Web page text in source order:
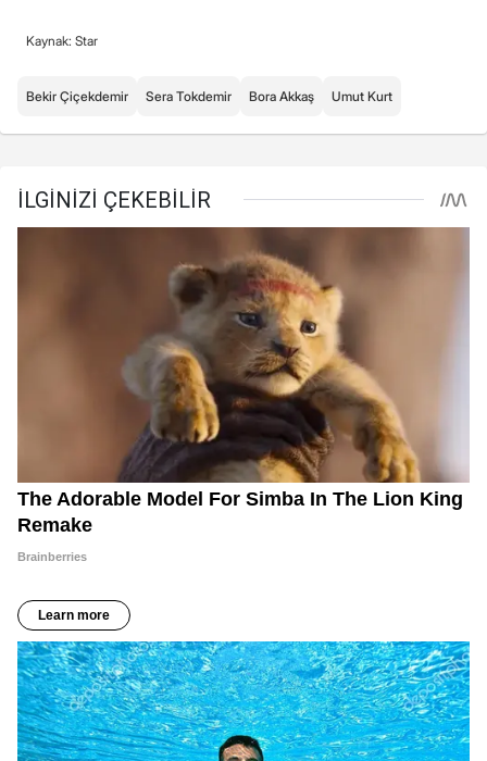
Kaynak: Star
Bekir Çiçekdemir Sera Tokdemir Bora Akkaş Umut Kurt